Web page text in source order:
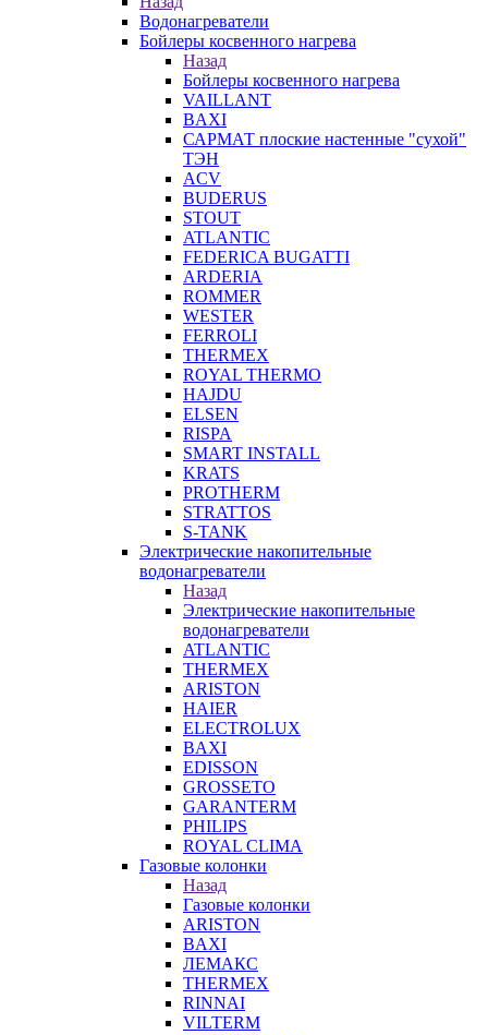
Водонагреватели
Бойлеры косвенного нагрева
Назад
Бойлеры косвенного нагрева
VAILLANT
BAXI
САРМАТ плоские настенные "сухой"
ТЭН
ACV
BUDERUS
STOUT
ATLANTIC
FEDERICA BUGATTI
ARDERIA
ROMMER
WESTER
FERROLI
THERMEX
ROYAL THERMO
HAJDU
ELSEN
RISPA
SMART INSTALL
KRATS
PROTHERM
STRATTOS
S-TANK
Электрические накопительные
водонагреватели
Назад
Электрические накопительные
водонагреватели
ATLANTIC
THERMEX
ARISTON
HAIER
ELECTROLUX
BAXI
EDISSON
GROSSETO
GARANTERM
PHILIPS
ROYAL CLIMA
Газовые колонки
Назад
Газовые колонки
ARISTON
BAXI
ЛЕМАКС
THERMEX
RINNAI
VILTERM